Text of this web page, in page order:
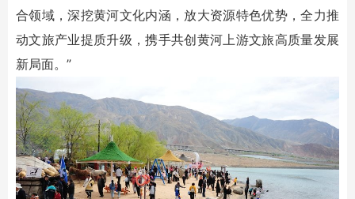
合领域，深挖黄河文化内涵，放大资源特色优势，全力推
动文旅产业提质升级，携手共创黄河上游文旅高质量发展
新局面。”